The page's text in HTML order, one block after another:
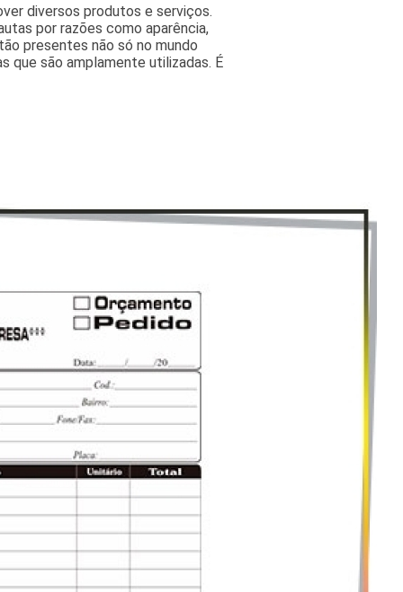
diversos produtos e serviços.
por razões como aparência,
presentes não só no mundo
que são amplamente utilizadas. É